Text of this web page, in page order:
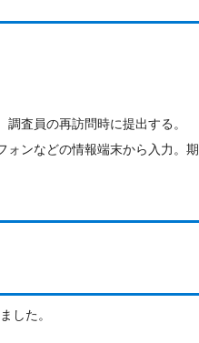
査員の再訪問時に提出する。
ンなどの情報端末から入力。
した。